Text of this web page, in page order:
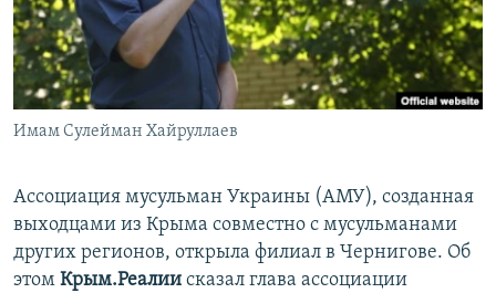
ПОБЕДИТЕЛЕЙ НЕ СУДЯТ?
КРЫМ.НЕПОКОРЕННЫЙ
ELIFBE
УКРАИНСКАЯ ПРОБЛЕМА КРЫМА
ПРИСОЕДИНЯЙТЕСЬ!
Имам Сулейман Хайруллаев
Ассоциация мусульман Украины (АМУ), созданная
выходцами из Крыма совместно с мусульманами
других регионов, открыла филиал в Чернигове. Об
этом Крым.Реалии сказал глава ассоциации